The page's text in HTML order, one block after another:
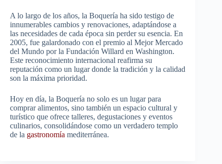
A lo largo de los años, la Boquería ha sido testigo de
innumerables cambios y renovaciones, adaptándose a
las necesidades de cada época sin perder su esencia. En
2005, fue galardonado con el premio al Mejor Mercado
del Mundo por la Fundación Willard en Washington.
Este reconocimiento internacional reafirma su
reputación como un lugar donde la tradición y la calidad
son la máxima prioridad.
Hoy en día, la Boquería no solo es un lugar para
comprar alimentos, sino también un espacio cultural y
turístico que ofrece talleres, degustaciones y eventos
culinarios, consolidándose como un verdadero templo
de la gastronomía mediterránea.